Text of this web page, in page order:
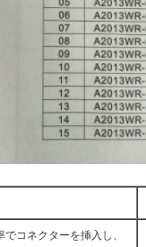
コネクターを挿入し、